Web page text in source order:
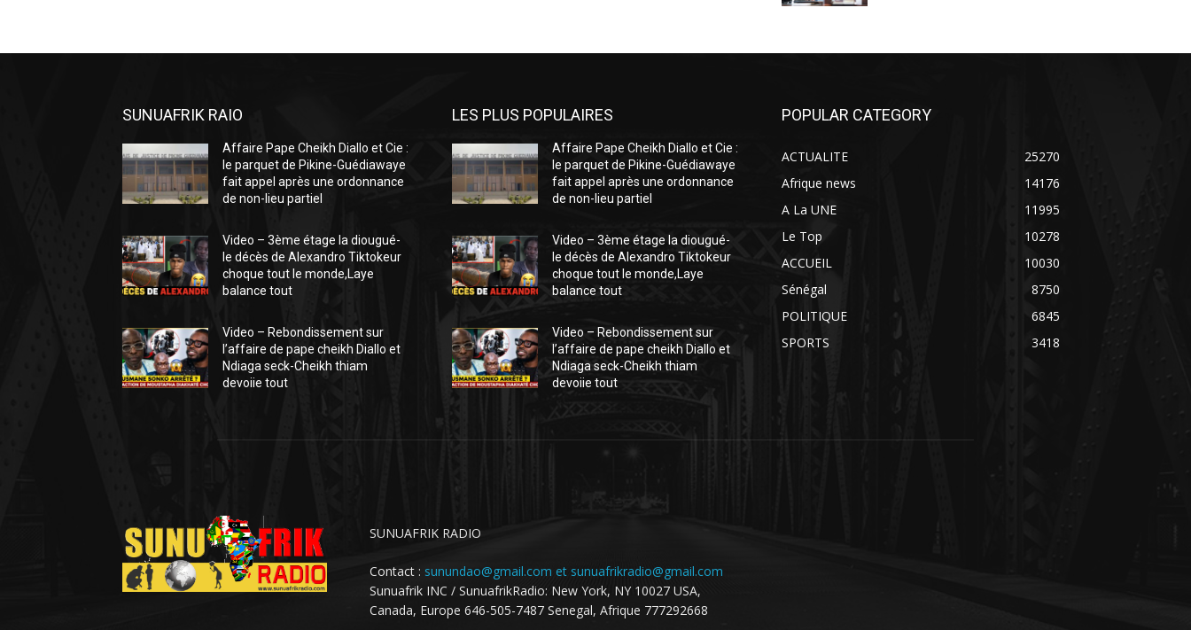
SUNUAFRIK RAIO
Affaire Pape Cheikh Diallo et Cie :
le parquet de Pikine-Guédiawaye
fait appel après une ordonnance
de non-lieu partiel
Video – 3ème étage la diougué-
le décès de Alexandro Tiktokeur
choque tout le monde,Laye
balance tout
Video – Rebondissement sur
l’affaire de pape cheikh Diallo et
Ndiaga seck-Cheikh thiam
devoiie tout
LES PLUS POPULAIRES
Affaire Pape Cheikh Diallo et Cie :
le parquet de Pikine-Guédiawaye
fait appel après une ordonnance
de non-lieu partiel
Video – 3ème étage la diougué-
le décès de Alexandro Tiktokeur
choque tout le monde,Laye
balance tout
Video – Rebondissement sur
l’affaire de pape cheikh Diallo et
Ndiaga seck-Cheikh thiam
devoiie tout
POPULAR CATEGORY
ACTUALITE
25270
Afrique news
14176
A La UNE
11995
Le Top
10278
ACCUEIL
10030
Sénégal
8750
POLITIQUE
6845
SPORTS
3418
SUNUAFRIK RADIO
Contact : sunundao@gmail.com et sunuafrikradio@gmail.com
Sunuafrik INC / SunuafrikRadio: New York, NY 10027 USA,
Canada, Europe 646-505-7487 Senegal, Afrique 777292668